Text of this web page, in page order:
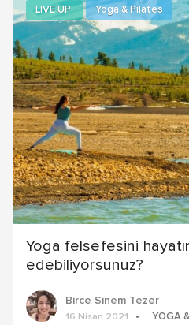
Yoga felsefesini
edebiliyorsunuz?
LIVE UP Yoga & Pilates
Birce Sinem Tezer
16 Nisan 2021 YOGA